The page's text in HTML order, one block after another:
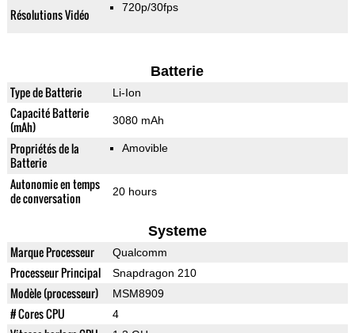
Résolutions Vidéo 720p/30fps
Batterie
Type de Batterie Li-Ion
Capacité Batterie
(mAh)
3080 mAh
Propriétés de la
Batterie
Amovible
Autonomie en temps
de conversation
20 hours
Systeme
Marque Processeur Qualcomm
Processeur Principal Snapdragon 210
Modèle (processeur) MSM8909
# Cores CPU 4